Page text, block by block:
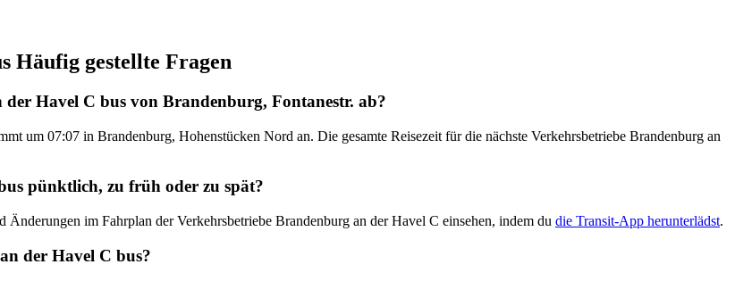
Häufig gestellte Fragen
Havel C bus von Brandenburg, Fontanestr. ab?
um 07:07 in Brandenburg, Hohenstücken Nord an. Die gesamte Reisezeit für die nächste Verkehrsbetriebe Brandenburg an
pünktlich, zu früh oder zu spät?
im Fahrplan der Verkehrsbetriebe Brandenburg an der Havel C einsehen, indem du die Transit-App herunterlädst.
der Havel C bus?